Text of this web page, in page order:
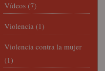
Vídeos (7)
Violencia (1)
Violencia contra la mujer
(1)